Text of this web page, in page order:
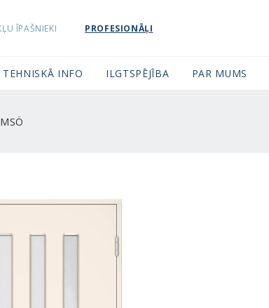
ĪPAŠNIEKI PROFESIONĀĻI
INFO ILGTSPĒJĪBA PAR MUMS